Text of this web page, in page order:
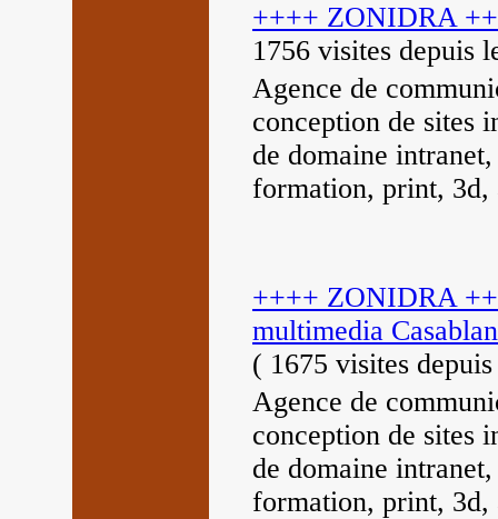
++++ ZONIDRA
1756 visites depuis
Agence de
conception de sites
de domaine
formation, print, 3d,
++++ ZONIDRA
multimedia
( 1675 visites
Agence de
conception de sites
de domaine
formation, print, 3d,